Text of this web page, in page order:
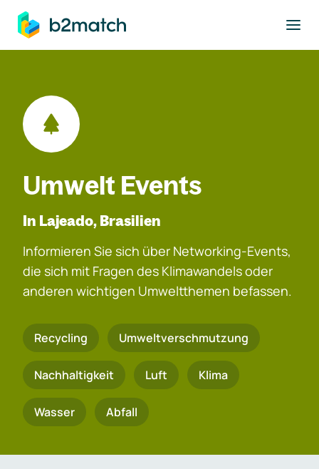
springen
Umwelt Events
In Lajeado, Brasilien
Informieren Sie sich über Networking-Events,
die sich mit Fragen des Klimawandels oder
anderen wichtigen Umweltthemen befassen.
Recycling Umweltverschmutzung
Nachhaltigkeit Luft Klima
Wasser Abfall